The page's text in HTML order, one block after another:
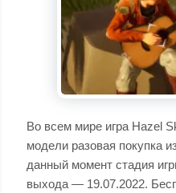
Во всем мире игра Hazel
модели разовая покупка
данный момент стадия
выхода — 19.07.2022.